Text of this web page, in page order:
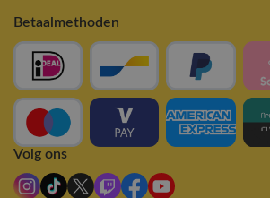
Betaalmethoden
Volg ons